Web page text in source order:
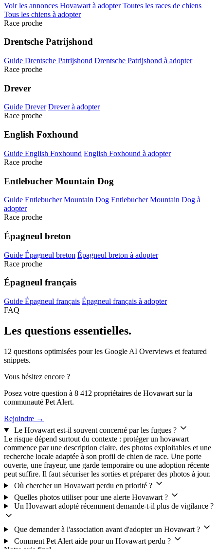
Voir les annonces Hovawart à adopter Toutes les races de chiens
Tous les chiens à adopter
Race proche
Drentsche Patrijshond
Guide Drentsche Patrijshond Drentsche Patrijshond à adopter
Race proche
Drever
Guide Drever Drever à adopter
Race proche
English Foxhound
Guide English Foxhound English Foxhound à adopter
Race proche
Entlebucher Mountain Dog
Guide Entlebucher Mountain Dog Entlebucher Mountain Dog à
adopter
Race proche
Épagneul breton
Guide Épagneul breton Épagneul breton à adopter
Race proche
Épagneul français
Guide Épagneul français Épagneul français à adopter
FAQ
Les questions essentielles.
12 questions optimisées pour les Google AI Overviews et featured
snippets.
Vous hésitez encore ?
Posez votre question à 8 412 propriétaires de Hovawart sur la
communauté Pet Alert.
Rejoindre →
Le Hovawart est-il souvent concerné par les fugues ?
Le risque dépend surtout du contexte : protéger un hovawart
commence par une description claire, des photos exploitables et une
recherche locale adaptée à son profil de chien de race. Une porte
ouverte, une frayeur, une garde temporaire ou une adoption récente
peut suffire. Il faut sécuriser les sorties et préparer des photos à jour.
Où chercher un Hovawart perdu en priorité ?
Quelles photos utiliser pour une alerte Hovawart ?
Un Hovawart adopté récemment demande-t-il plus de vigilance ?
Que demander à l'association avant d'adopter un Hovawart ?
Comment Pet Alert aide pour un Hovawart perdu ?